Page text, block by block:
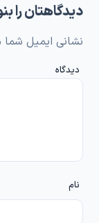
دیدگاهتان را
نشانی ایمیل شما
دیدگاه